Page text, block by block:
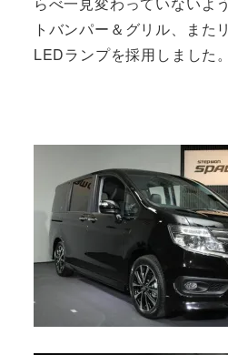
トバンパー＆グリル、また
LEDランプを採用しました。